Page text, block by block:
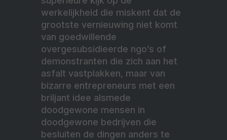
werkelijkheid die miskent dat de
grootste vernieuwing niet komt
van goedwillende
overgesubsidieerde ngo’s of
demonstranten die zich aan het
asfalt vastplakken, maar van
bizarre entrepreneurs met een
briljant idee alsmede
doodgewone mensen in
doodgewone bedrijven die
besluiten de dingen anders te